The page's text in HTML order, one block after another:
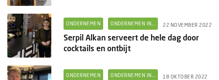
ONDERNEMEN ONDERNEMEN IN... 22 NOVEMBER 2022
Serpil Alkan serveert de hele dag door
cocktails en ontbijt
ONDERNEMEN ONDERNEMEN IN... 18 OKTOBER 2022